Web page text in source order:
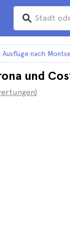
Ausflüge nach
und